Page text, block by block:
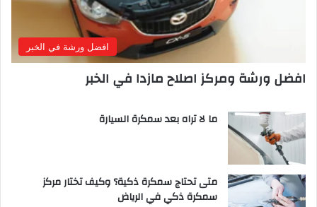
افضل ورشة في الخبر
افضل ورشة ومركز اصلاح مازدا في الخبر
ما لا تراه بعد سمكرة السيارة
متى تحتاج سمكرة ذكية؟ وكيف تختار مركز
سمكرة ذكي في الرياض